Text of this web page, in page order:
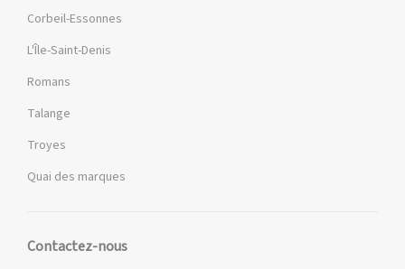
Corbeil-Essonnes
L'Île-Saint-Denis
Romans
Talange
Troyes
Quai des marques
Contactez-nous